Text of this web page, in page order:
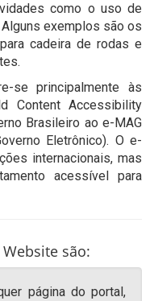
como o uso de
exemplos são os
cadeira de rodas e
se principalmente às
Content Accessibility
Brasileiro ao e-MAG
Eletrônico). O e-
internacionais, mas
acessível para
são:
página do portal,